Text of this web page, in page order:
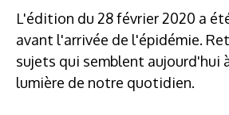
L'édition du 28 février 2020 a
avant l'arrivée de l'épidémie.
sujets qui semblent aujourd'hui
lumière de notre quotidien.